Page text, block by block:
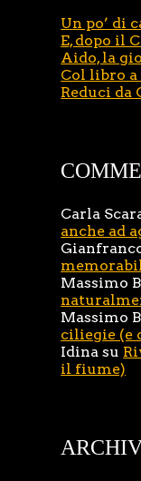
Un po’ di
E, dopo il
Aido, la
Col libro a
Reduci da
Carla
anche ad
Massimo
Massimo
ciliegie (e
Idina su
il fiume)